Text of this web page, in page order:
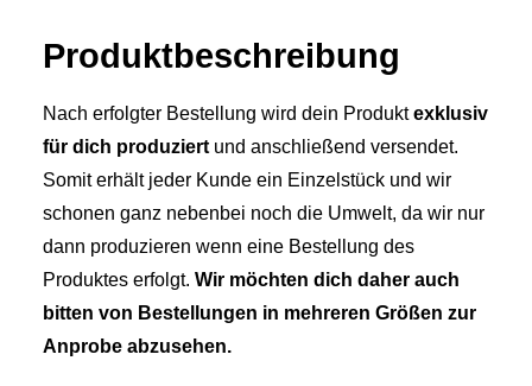
Produkt­­beschreibung
Nach erfolgter Bestellung wird dein Produktexklusiv
für dich produziert und anschließend versendet.
Somit erhält jeder Kunde ein Einzelstück und wir
schonen ganz nebenbei noch die Umwelt, da wir nur
dann produzieren wenn eine Bestellung des
Produktes erfolgt. Wir möchten dich daher auch
bitten von Bestellungen in mehreren Größen zur
Anprobe abzusehen.